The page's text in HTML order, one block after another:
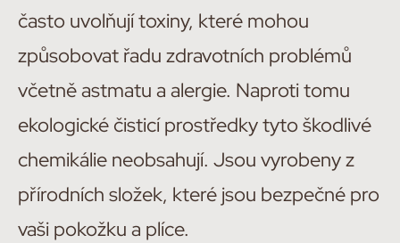
často uvolňují toxiny, které mohou
způsobovat řadu zdravotních problémů
včetně astmatu a alergie. Naproti tomu
ekologické čisticí prostředky tyto škodlivé
chemikálie neobsahují. Jsou vyrobeny z
přírodních složek, které jsou bezpečné pro
vaši pokožku a plíce.